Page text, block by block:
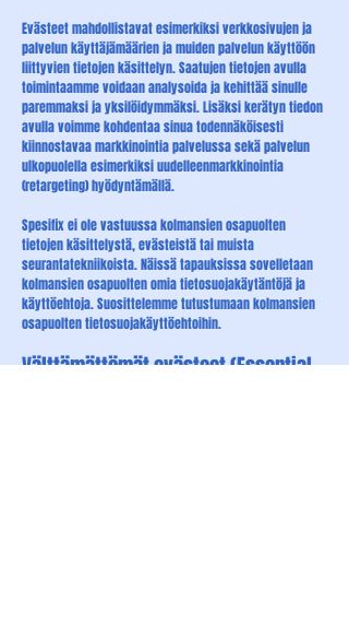
Evästeet mahdollistavat esimerkiksi verkkosivujen ja
palvelun käyttäjämäärien ja muiden palvelun käyttöön
liittyvien tietojen käsittelyn. Saatujen tietojen avulla
toimintaamme voidaan analysoida ja kehittää sinulle
paremmaksi ja yksilöidymmäksi. Lisäksi kerätyn tiedon
avulla voimme kohdentaa sinua todennäköisesti
kiinnostavaa markkinointia palvelussa sekä palvelun
ulkopuolella esimerkiksi uudelleenmarkkinointia
(retargeting) hyödyntämällä.
Spesifix ei ole vastuussa kolmansien osapuolten
tietojen käsittelystä, evästeistä tai muista
seurantatekniikoista. Näissä tapauksissa sovelletaan
kolmansien osapuolten omia tietosuojakäytäntöjä ja
käyttöehtoja. Suosittelemme tutustumaan kolmansien
osapuolten tietosuojakäyttöehtoihin.
​Välttämättömät evästeet (Essential